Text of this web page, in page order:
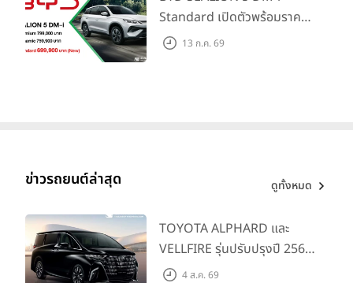
Standard เปิดตัวพร้อมราคา
คาดการณ์ 699,900 บาท รุ่น
13 ก.ค. 69
ข่าวรถยนต์ล่าสุด ดูทั้งหมด
TOYOTA ALPHARD และ
VELLFIRE รุ่นปรับปรุงปี 2569
พร้อมรุ่นย่อยใหม่ HEV
4 ส.ค. 69